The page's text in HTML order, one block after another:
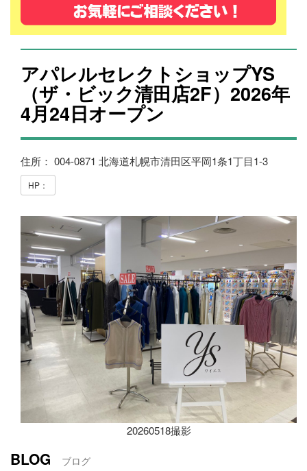
アパレルセレクトショップYS
（ザ・ビック清田店2F）2026年
4月24日オープン
住所： 004-0871 北海道札幌市清田区平岡1条1丁目1-3
HP：
20260518撮影
BLOG ブログ